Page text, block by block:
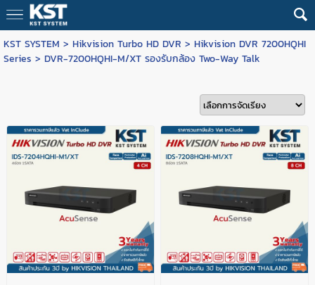
KST SYSTEM > Hikvision Turbo HD DVR > Hikvision DVR 7200HQHI
Series > DVR-7200HQHI-M/XT รองรับกล้อง Two-Way Talk